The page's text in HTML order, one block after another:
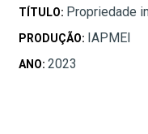
TÍTULO: Propriedade
PRODUÇÃO: IAPMEI
ANO: 2023